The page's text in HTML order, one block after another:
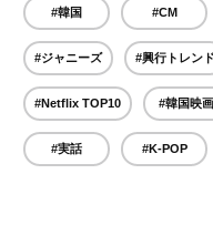
#韓国 #CM
#ジャニーズ #興行トレンド
#Netflix TOP10 #韓国映画
#実話 #K-POP